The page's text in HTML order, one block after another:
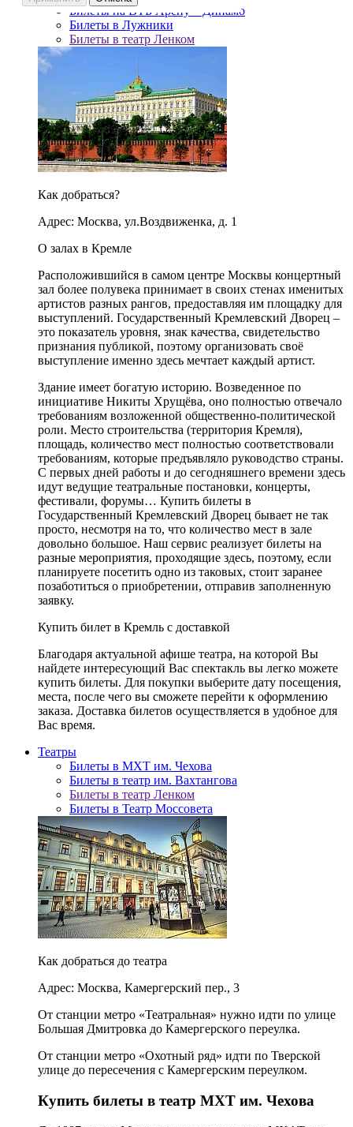
Билеты на ВТБ Арену – Динамо
Билеты в Лужники
Билеты в театр Ленком
Как добраться?
Адрес: Москва, ул.Воздвиженка, д. 1
О залах в Кремле
Расположившийся в самом центре Москвы концертный
зал более полувека принимает в своих стенах именитых
артистов разных рангов, предоставляя им площадку для
выступлений. Государственный Кремлевский Дворец –
это показатель уровня, знак качества, свидетельство
признания публикой, поэтому организовать своё
выступление именно здесь мечтает каждый артист.
Здание имеет богатую историю. Возведенное по
инициативе Никиты Хрущёва, оно полностью отвечало
требованиям возложенной общественно-политической
роли. Место строительства (территория Кремля),
площадь, количество мест полностью соответствовали
требованиям, которые предъявляло руководство страны.
С первых дней работы и до сегодняшнего времени здесь
идут ведущие театральные постановки, концерты,
фестивали, форумы… Купить билеты в
Государственный Кремлевский Дворец бывает не так
просто, несмотря на то, что количество мест в зале
довольно большое. Наш сервис реализует билеты на
разные мероприятия, проходящие здесь, поэтому, если
планируете посетить одно из таковых, стоит заранее
позаботиться о приобретении, отправив заполненную
заявку.
Купить билет в Кремль с доставкой
Благодаря актуальной афише театра, на которой Вы
найдете интересующий Вас спектакль вы легко можете
купить билеты. Для покупки выберите дату посещения,
места, после чего вы сможете перейти к оформлению
заказа. Доставка билетов осуществляется в удобное для
Вас время.
Театры
Билеты в МХТ им. Чехова
Билеты в театр им. Вахтангова
Билеты в театр Ленком
Билеты в Театр Моссовета
Как добраться до театра
Адрес: Москва, Камергерский пер., 3
От станции метро «Театральная» нужно идти по улице
Большая Дмитровка до Камергерского переулка.
От станции метро «Охотный ряд» идти по Тверской
улице до пересечения с Камергерским переулком.
Купить билеты в театр МХТ им. Чехова